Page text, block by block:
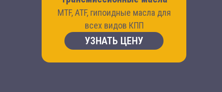
MTF, ATF, гипоидные масла для
всех видов КПП
УЗНАТЬ ЦЕНУ